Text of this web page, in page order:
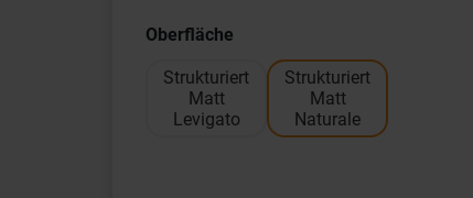
Oberfläche
Strukturiert
Matt
Levigato
Strukturiert
Matt
Naturale